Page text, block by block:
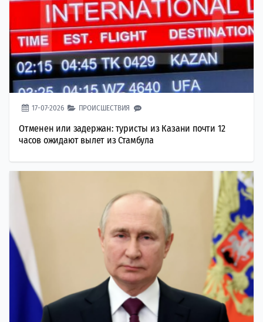
17-07-2026 ПРОИСШЕСТВИЯ
Отменен или задержан: туристы из Казани почти 12
часов ожидают вылет из Стамбула